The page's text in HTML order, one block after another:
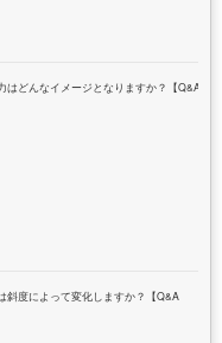
はどんなイメージとなりますか？【Q&A
斜度によって変化しますか？【Q&A